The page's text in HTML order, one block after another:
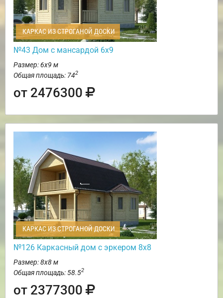
КАРКАС ИЗ СТРОГАНОЙ ДОСКИ
№43 Дом с мансардой 6х9
Размер: 6х9 м
Общая площадь: 742
от 2476300
КАРКАС ИЗ СТРОГАНОЙ ДОСКИ
№126 Каркасный дом с эркером 8х8
Размер: 8х8 м
Общая площадь: 58.52
от 2377300